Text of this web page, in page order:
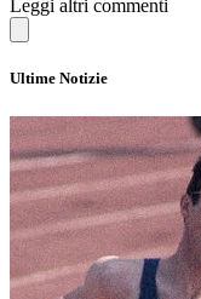
Leggi altri commenti
Ultime Notizie